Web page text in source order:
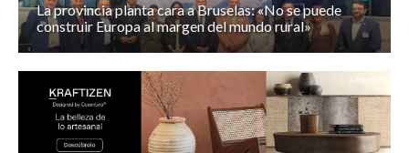
La provincia planta cara a Bruselas: «No se puede
construir Europa al margen del mundo rural»